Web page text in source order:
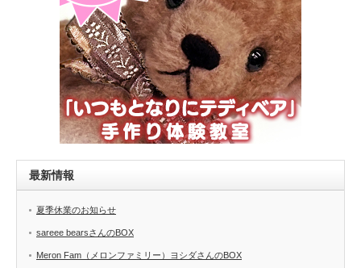
最新情報
夏季休業のお知らせ
sareee bearsさんのBOX
Meron Fam（メロンファミリー）ヨシダさんのBOX